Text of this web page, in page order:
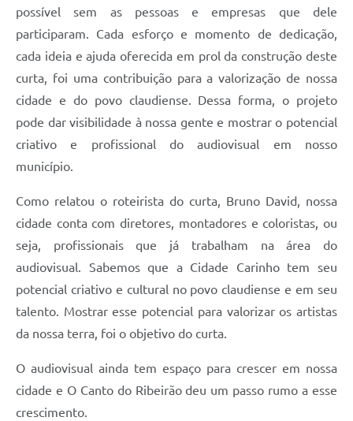
possível sem as pessoas e empresas que dele
participaram. Cada esforço e momento de dedicação,
cada ideia e ajuda oferecida em prol da construção deste
curta, foi uma contribuição para a valorização de nossa
cidade e do povo claudiense. Dessa forma, o projeto
pode dar visibilidade à nossa gente e mostrar o potencial
criativo e profissional do audiovisual em nosso
município.
Como relatou o roteirista do curta, Bruno David, nossa
cidade conta com diretores, montadores e coloristas, ou
seja, profissionais que já trabalham na área do
audiovisual. Sabemos que a Cidade Carinho tem seu
potencial criativo e cultural no povo claudiense e em seu
talento. Mostrar esse potencial para valorizar os artistas
da nossa terra, foi o objetivo do curta.
O audiovisual ainda tem espaço para crescer em nossa
cidade e O Canto do Ribeirão deu um passo rumo a esse
crescimento.